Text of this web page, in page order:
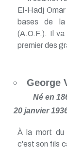
El-Hadj
bases de la
(A.O.F.). Il
premier des
George
Né en
20 janvier
À la mort du
c'est son fils